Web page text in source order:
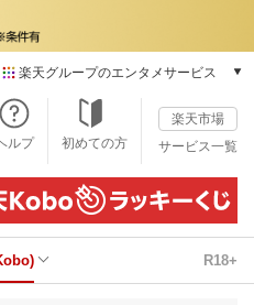
楽天グループのエンタメサービス
本/ゲーム/CD/DVD
楽天ブックス
電子書籍
楽天Kobo
雑誌読み放題
楽天ミュージック
ルプ 初めての方
楽天市場
サービス一覧
R18+